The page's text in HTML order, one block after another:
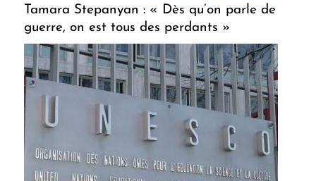
Tamara Stepanyan : « Dès qu’on parle de
guerre, on est tous des perdants »